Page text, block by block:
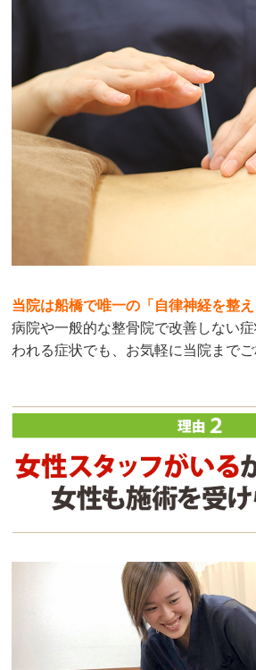
当院は船橋で唯一の「自律神経を整え
病院や一般的な整骨院で改善しない
われる症状でも、お気軽に当院までご